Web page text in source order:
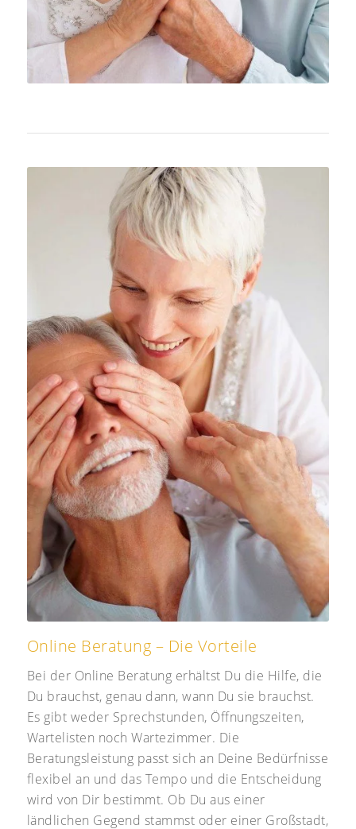
Online Beratung – Die Vorteile
Bei der Online Beratung erhältst Du die Hilfe, die
Du brauchst, genau dann, wann Du sie brauchst.
Es gibt weder Sprechstunden, Öffnungszeiten,
Wartelisten noch Wartezimmer. Die
Beratungsleistung passt sich an Deine Bedürfnisse
flexibel an und das Tempo und die Entscheidung
wird von Dir bestimmt. Ob Du aus einer
ländlichen Gegend stammst oder einer Großstadt,